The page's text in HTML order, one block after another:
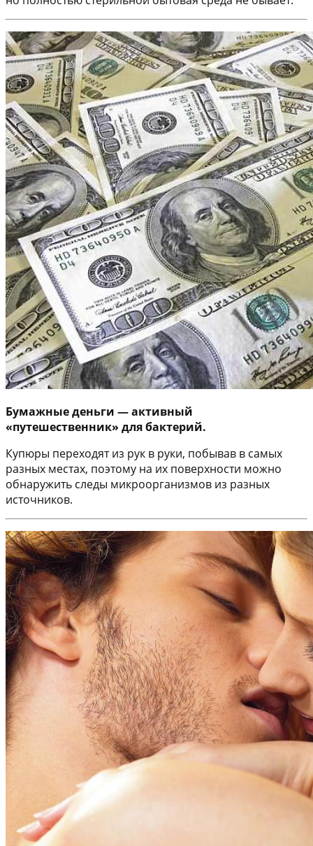
Бумажные деньги — активный
«путешественник» для бактерий.
Купюры переходят из рук в руки, побывав в самых
разных местах, поэтому на их поверхности можно
обнаружить следы микроорганизмов из разных
источников.